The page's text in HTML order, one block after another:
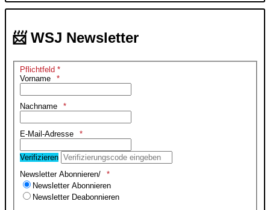
📨 WSJ Newsletter
Pflichtfeld *
Vorname
Nachname
E-Mail-Adresse
Verifizieren
Newsletter Abonnieren/
Newsletter Abonnieren
Newsletter Deabonnieren